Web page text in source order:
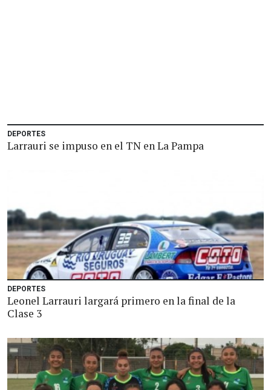
DEPORTES
Larrauri se impuso en el TN en La Pampa
DEPORTES
Leonel Larrauri largará primero en la final de la
Clase 3